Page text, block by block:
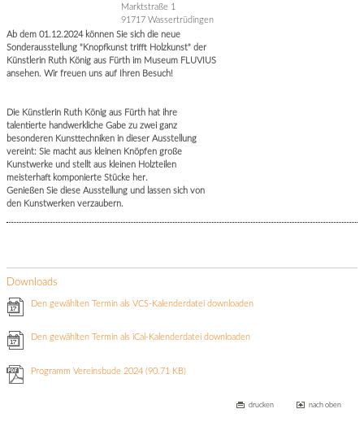
Marktstraße 1
91717 Wassertrüdingen
Ab dem 01.12.2024 können Sie sich die neue
Sonderausstellung "Knopfkunst trifft Holzkunst" der
Künstlerin Ruth König aus Fürth im Museum FLUVIUS
ansehen. Wir freuen uns auf Ihren Besuch!
Die Künstlerin Ruth König aus Fürth hat ihre
talentierte handwerkliche Gabe zu zwei ganz
besonderen Kunsttechniken in dieser Ausstellung
vereint: Sie macht aus kleinen Knöpfen große
Kunstwerke und stellt aus kleinen Holzteilen
meisterhaft komponierte Stücke her.
Genießen Sie diese Ausstellung und lassen sich von
den Kunstwerken verzaubern.
Downloads
Den gewählten Termin als VCS-Kalenderdatei downloaden
Den gewählten Termin als iCal-Kalenderdatei downloaden
Programm Vereinsbude 2024(90.71 KB)
drucken nach oben